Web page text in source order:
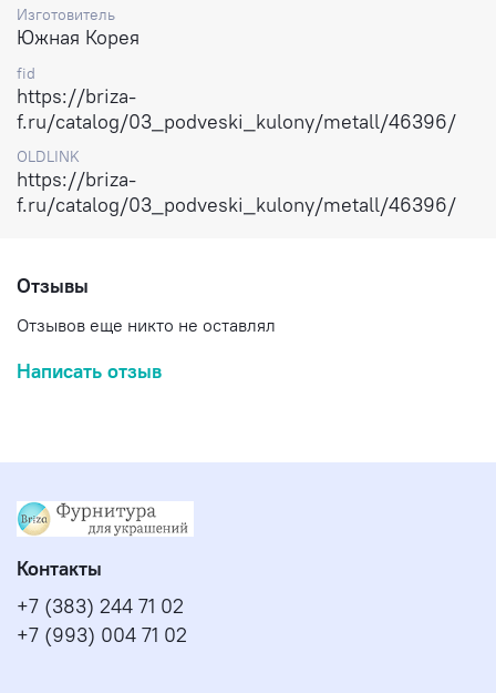
Доставка по России.
Изготовитель
Южная Корея
fid
https://briza-
f.ru/catalog/03_podveski_kulony/metall/46396/
OLDLINK
https://briza-
f.ru/catalog/03_podveski_kulony/metall/46396/
Отзывы
Отзывов еще никто не оставлял
Написать отзыв
Контакты
+7 (383) 244 71 02
+7 (993) 004 71 02